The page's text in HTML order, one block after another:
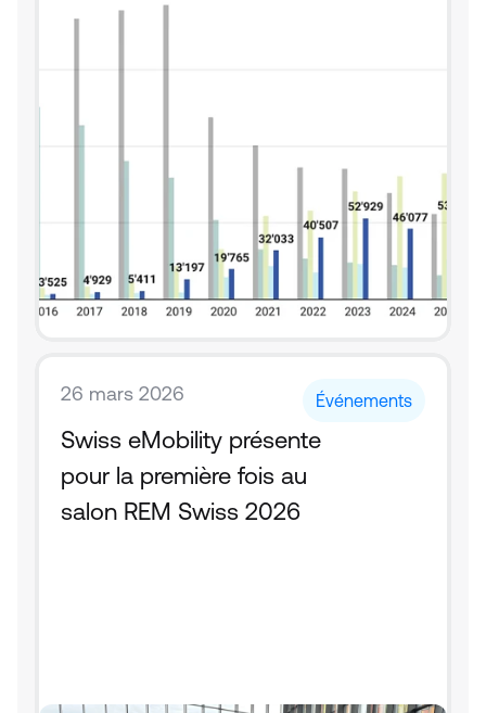
26 mars 2026 Événements
Swiss eMobility présente
pour la première fois au
salon REM Swiss 2026